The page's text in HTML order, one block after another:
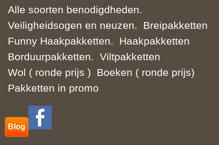
Alle soorten benodigdheden.
Veiligheidsogen en neuzen.
Breipakketten
Funny Haakpakketten.
Haakpakketten
Borduurpakketten.
Viltpakketten
Wol ( ronde prijs )
Boeken ( ronde prijs)
Pakketten in promo
Blog